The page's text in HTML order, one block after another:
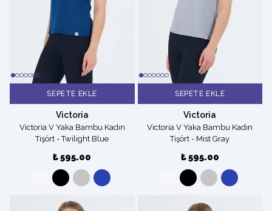
SEPETE EKLE
Victoria
Victoria V Yaka Bambu Kadın
Tişört - Twilight Blue
₺ 595.00
SEPETE EKLE
Victoria
Victoria V Yaka Bambu Kadın
Tişört - Mist Gray
₺ 595.00